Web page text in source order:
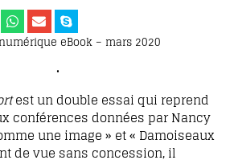
eBook – mars 2020
•
est un double essai qui reprend
conférences données par Nancy
une image » et « Damoiseaux
de vue sans concession, il